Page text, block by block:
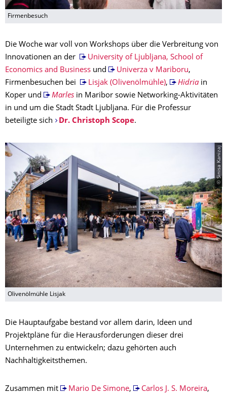
Firmenbesuch
Die Woche war voll von Workshops über die Verbreitung von
Innovationen an der
University of Ljubljana, School of
Economics and Business und Univerza v Mariboru,
Firmenbesuchen bei
Lisjak (Olivenölmühle), Hidriain
Koper und
Marlesin Maribor sowie Networking-Aktivitäten
in und um die Stadt Stadt Ljubljana. Für die Professur
beteiligte sich
Dr. Christoph Scope.
© Sinisa Kanizaj
Olivenölmühle Lisjak
Die Hauptaufgabe bestand vor allem darin, Ideen und
Projektpläne für die Herausforderungen dieser drei
Unternehmen zu entwickeln; dazu gehörten auch
Nachhaltigkeitsthemen.
Zusammen mit Mario De Simone, Carlos J. S. Moreira,